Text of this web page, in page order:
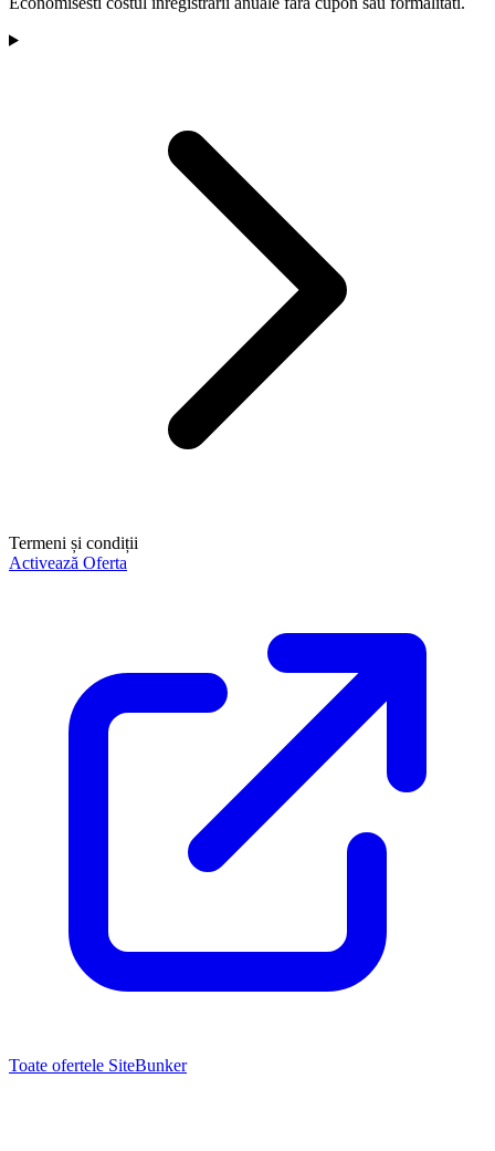
Termeni și condiții
Activează Oferta
Toate ofertele SiteBunker